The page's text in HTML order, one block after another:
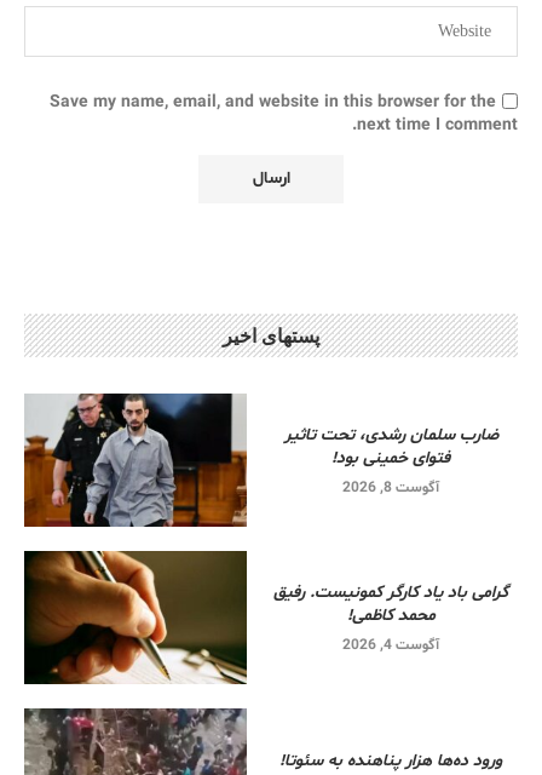
Save my name, email, and website in this browser for the
next time I comment.
پستهای اخیر
ضارب سلمان رشدی، تحت تاثیر
فتوای خمینی بود!
آگوست 8, 2026
گرامی باد یاد کارگر کمونیست. رفیق
محمد کاظمی!
آگوست 4, 2026
ورود ده‌ها هزار پناهنده به سئوتا!